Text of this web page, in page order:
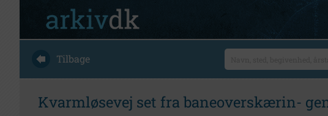
Tilbage
Kvarmløsevej set fra baneoverskærin-